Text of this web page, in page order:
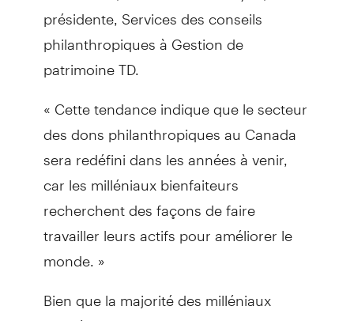
présidente, Services des conseils
philanthropiques à Gestion de
patrimoine TD.
« Cette tendance indique que le secteur
des dons philanthropiques au Canada
sera redéfini dans les années à venir,
car les milléniaux bienfaiteurs
recherchent des façons de faire
travailler leurs actifs pour améliorer le
monde. »
Bien que la majorité des milléniaux